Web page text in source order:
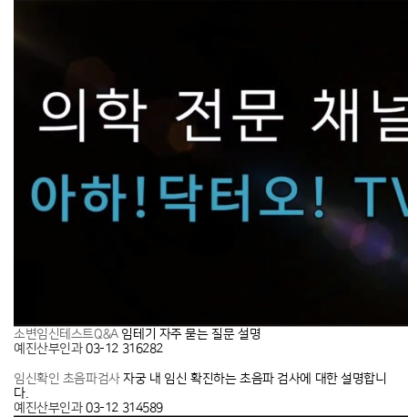
소변임신테스트Q&A 임테기 자주 묻는 질문 설명
예진산부인과 03-12 316282
임신확인 초음파검사 자궁 내 임신 확진하는 초음파 검사에 대한 설명합니
다.
예진산부인과 03-12 314589